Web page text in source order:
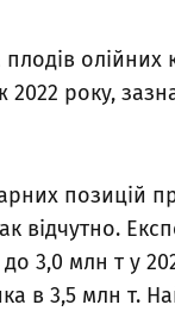
олійних
року,
позицій
відчутно.
3,0 млн т у
в 3,5 млн т.